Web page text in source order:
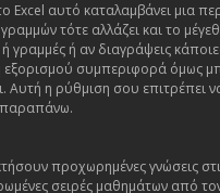
αυτό καταλαμβάνει μια
τότε αλλάζει και το
γραμμές ή αν διαγράψεις
εξορισμού συμπεριφορά όμως
Αυτή η ρύθμιση σου επιτρέπει
προχωρημένες γνώσεις
σειρές μαθημάτων από